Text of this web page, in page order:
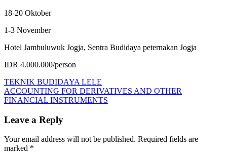
18-20 Oktober
1-3 November
Hotel Jambuluwuk Jogja, Sentra Budidaya peternakan Jogja
IDR 4.000.000/person
TEKNIK
BUDIDAYA
PETERNAKAN
Post
navigation
Previous
Post:
TEKNIK BUDIDAYA LELE
Next
Post:
ACCOUNTING FOR DERIVATIVES AND OTHER
FINANCIAL INSTRUMENTS
Leave a Reply
Your email address will not be published. Required fields are
marked *